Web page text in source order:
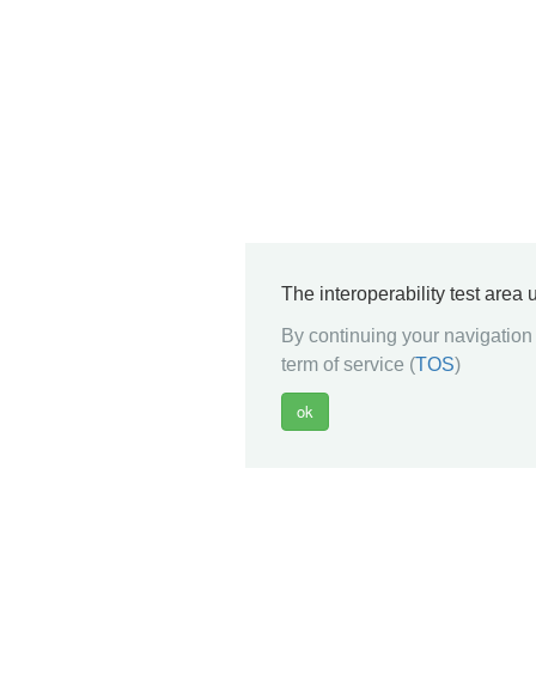
The interoperability test area
By continuing your
term of service (TOS)